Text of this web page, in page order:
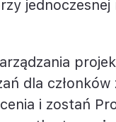
dla
i zostań